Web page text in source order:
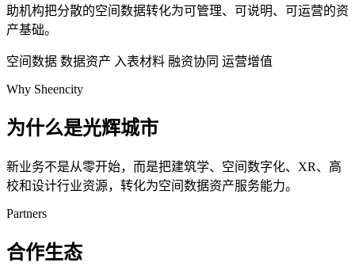
助机构把分散的空间数据转化为可管理、可说明、可运营的资
产基础。
空间数据 数据资产 入表材料 融资协同 运营增值
Why Sheencity
为什么是光辉城市
新业务不是从零开始，而是把建筑学、空间数字化、XR、高
校和设计行业资源，转化为空间数据资产服务能力。
Partners
合作生态